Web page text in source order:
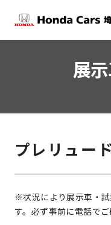
展
プレリュー
※状況により展示車・
す。必ず事前に電話で